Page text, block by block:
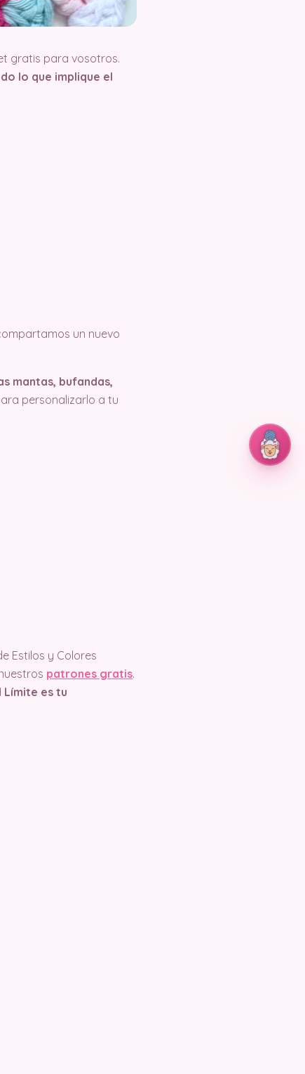
gratis para vosotros.
lo que implique el
un nuevo
mantas, bufandas,
personalizarlo a tu
Estilos y Colores
patrones gratis.
Límite es tu